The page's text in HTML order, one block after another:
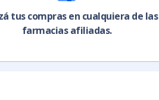
tus compras en cualquiera de las
farmacias afiliadas.